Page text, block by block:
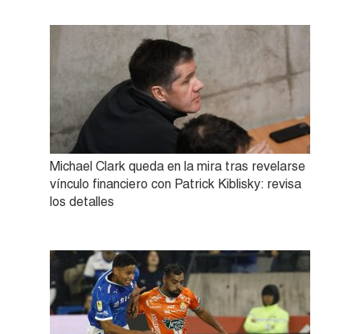
Michael Clark queda en la mira tras revelarse
vínculo financiero con Patrick Kiblisky: revisa
los detalles